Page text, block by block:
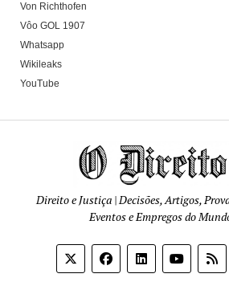
Von Richthofen
Vôo GOL 1907
Whatsapp
Wikileaks
YouTube
Direito e Justiça | Decisões, Artigos,
Eventos e Empregos do